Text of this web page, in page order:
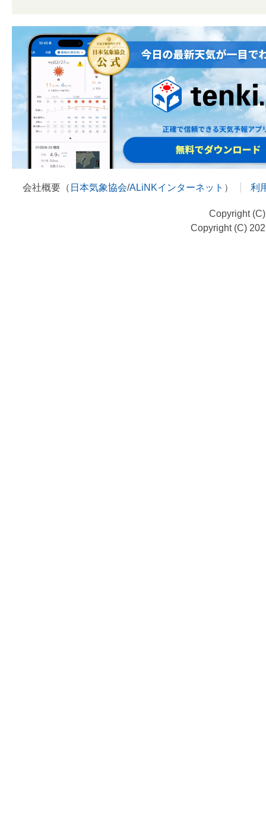
会社概要（ 日本気象協会/ALiNKインターネット ） 利
Copyright
Copyright (C)